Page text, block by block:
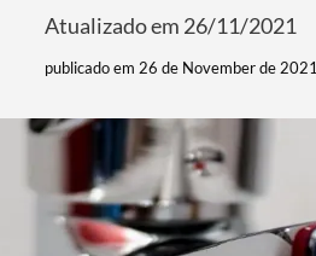
Atualizado em 26/11/2021
publicado em 26 de November de 2021